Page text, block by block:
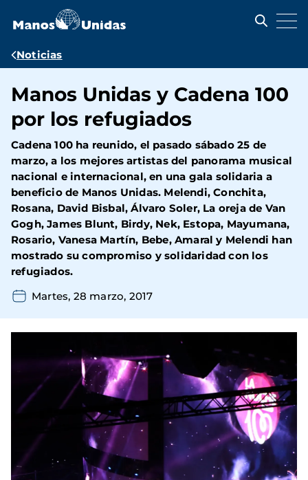
contenido
Ruta
navegación
Noticias
Manos Unidas y Cadena 100
por los refugiados
Cadena 100 ha reunido, el pasado sábado 25 de
marzo, a los mejores artistas del panorama musical
nacional e internacional, en una gala solidaria a
beneficio de Manos Unidas. Melendi, Conchita,
Rosana, David Bisbal, Álvaro Soler, La oreja de Van
Gogh, James Blunt, Birdy, Nek, Estopa, Mayumana,
Rosario, Vanesa Martín, Bebe, Amaral y Melendi han
mostrado su compromiso y solidaridad con los
refugiados.
Martes, 28 marzo, 2017